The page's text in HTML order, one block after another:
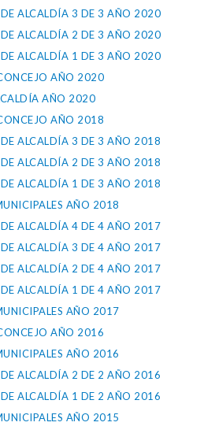
DE ALCALDÍA 3 DE 3 AÑO 2020
DE ALCALDÍA 2 DE 3 AÑO 2020
DE ALCALDÍA 1 DE 3 AÑO 2020
AÑO 2020
AÑO 2020
AÑO 2018
DE ALCALDÍA 3 DE 3 AÑO 2018
DE ALCALDÍA 2 DE 3 AÑO 2018
DE ALCALDÍA 1 DE 3 AÑO 2018
AÑO 2018
DE ALCALDÍA 4 DE 4 AÑO 2017
DE ALCALDÍA 3 DE 4 AÑO 2017
DE ALCALDÍA 2 DE 4 AÑO 2017
DE ALCALDÍA 1 DE 4 AÑO 2017
AÑO 2017
AÑO 2016
AÑO 2016
DE ALCALDÍA 2 DE 2 AÑO 2016
DE ALCALDÍA 1 DE 2 AÑO 2016
AÑO 2015